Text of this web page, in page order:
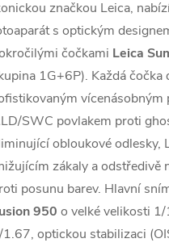
značkou Leica,
s optickým
čočkami Leica
1G+6P). Každá čočka
vícenásobným
SWC povlakem proti
obloukové odlesky,
zákaly a odstředivě
posunu barev. Hlavní
950 o velké velikosti
1.67, optickou stabilizaci